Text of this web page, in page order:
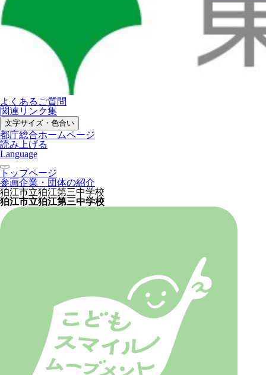
よくあるご質問
関連リンク集
文字サイズ・色合い
都庁総合ホームページ
読み上げる
Language
トップページ
参画企業・団体の紹介
狛江市立狛江第三中学校
狛江市立狛江第三中学校